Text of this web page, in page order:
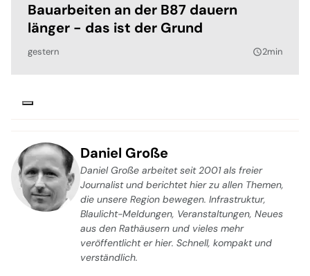
Bauarbeiten an der B87 dauern
länger - das ist der Grund
gestern query_builder2min
Daniel Große
Daniel Große arbeitet seit 2001 als freier
Journalist und berichtet hier zu allen Themen,
die unsere Region bewegen. Infrastruktur,
Blaulicht-Meldungen, Veranstaltungen, Neues
aus den Rathäusern und vieles mehr
veröffentlicht er hier. Schnell, kompakt und
verständlich.